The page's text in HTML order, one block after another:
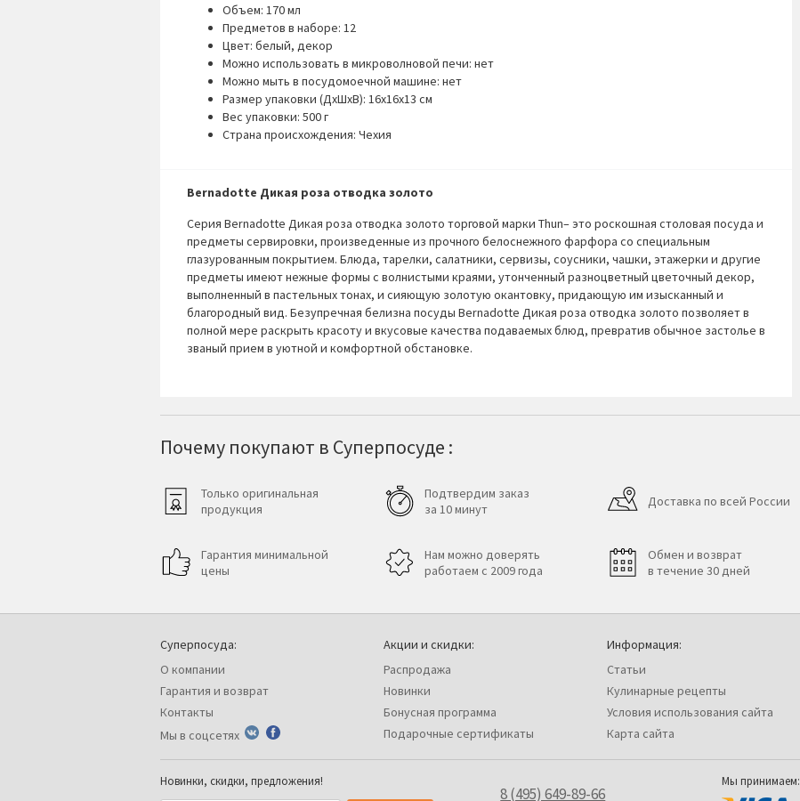
Объем: 170 мл
Предметов в наборе: 12
Цвет: белый, декор
Можно использовать в микроволновой печи: нет
Можно мыть в посудомоечной машине: нет
Размер упаковки (ДхШхВ): 16х16х13 см
Вес упаковки: 500 г
Страна происхождения: Чехия
Bernadotte Дикая роза отводка золото
Серия Bernadotte Дикая роза отводка золото торговой марки Thun– это роскошная столовая посуда и
предметы сервировки, произведенные из прочного белоснежного фарфора со специальным
глазурованным покрытием. Блюда, тарелки, салатники, сервизы, соусники, чашки, этажерки и другие
предметы имеют нежные формы с волнистыми краями, утонченный разноцветный цветочный декор,
выполненный в пастельных тонах, и сияющую золотую окантовку, придающую им изысканный и
благородный вид. Безупречная белизна посуды Bernadotte Дикая роза отводка золото позволяет в
полной мере раскрыть красоту и вкусовые качества подаваемых блюд, превратив обычное застолье в
званый прием в уютной и комфортной обстановке.
Почему покупают в Суперпосуде :
Только оригинальная
продукция
Гарантия минимальной
цены
Подтвердим заказ
за 10 минут
Нам можно доверять
работаем с 2009 года
Доставка по всей России
Обмен и возврат
в течение 30 дней
Суперпосуда:
О компании
Гарантия и возврат
Контакты
Мы в соцсетях
Акции и скидки:
Распродажа
Новинки
Бонусная программа
Подарочные сертификаты
Информация:
Статьи
Кулинарные рецепты
Условия использования сайта
Карта сайта
Новинки, скидки, предложения!
8 (495) 649-89-66
Мы принимаем: